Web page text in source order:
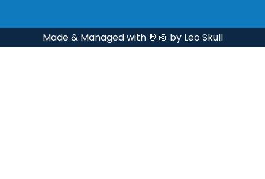
Made & Managed with 🤘🏻 by Leo Skull